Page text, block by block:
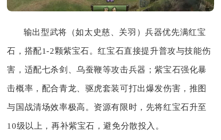
输出型武将（如太史慈、关羽）兵器优先满红宝
石，搭配1-2颗紫宝石。红宝石直接提升普攻与技能伤
害，适配七杀剑、乌蚕鞭等攻击兵器；紫宝石强化暴
击概率，配合青龙、驱虎套装可打出爆发伤害，推图
与国战清场效率极高。资源有限时，先将红宝石升至
10级以上，再补紫宝石，避免分散投入。